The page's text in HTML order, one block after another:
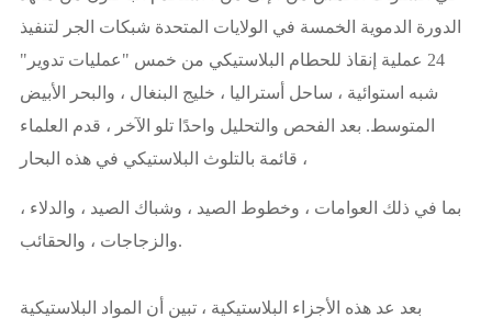
الدورة الدموية الخمسة في الولايات المتحدة شبكات الجر لتنفيذ
24 عملية إنقاذ للحطام البلاستيكي من خمس "عمليات تدوير"
شبه استوائية ، ساحل أستراليا ، خليج البنغال ، والبحر الأبيض
المتوسط. بعد الفحص والتحليل واحدًا تلو الآخر ، قدم العلماء
قائمة بالتلوث البلاستيكي في هذه البحار ،
بما في ذلك العوامات ، وخطوط الصيد ، وشباك الصيد ، والدلاء ،
والزجاجات ، والحقائب.
بعد عد هذه الأجزاء البلاستيكية ، تبين أن المواد البلاستيكية